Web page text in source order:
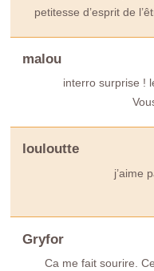
petitesse d’esprit de
malou
interro surprise !
louloutte
j’aime
Gryfor
Ca me fait sourire.